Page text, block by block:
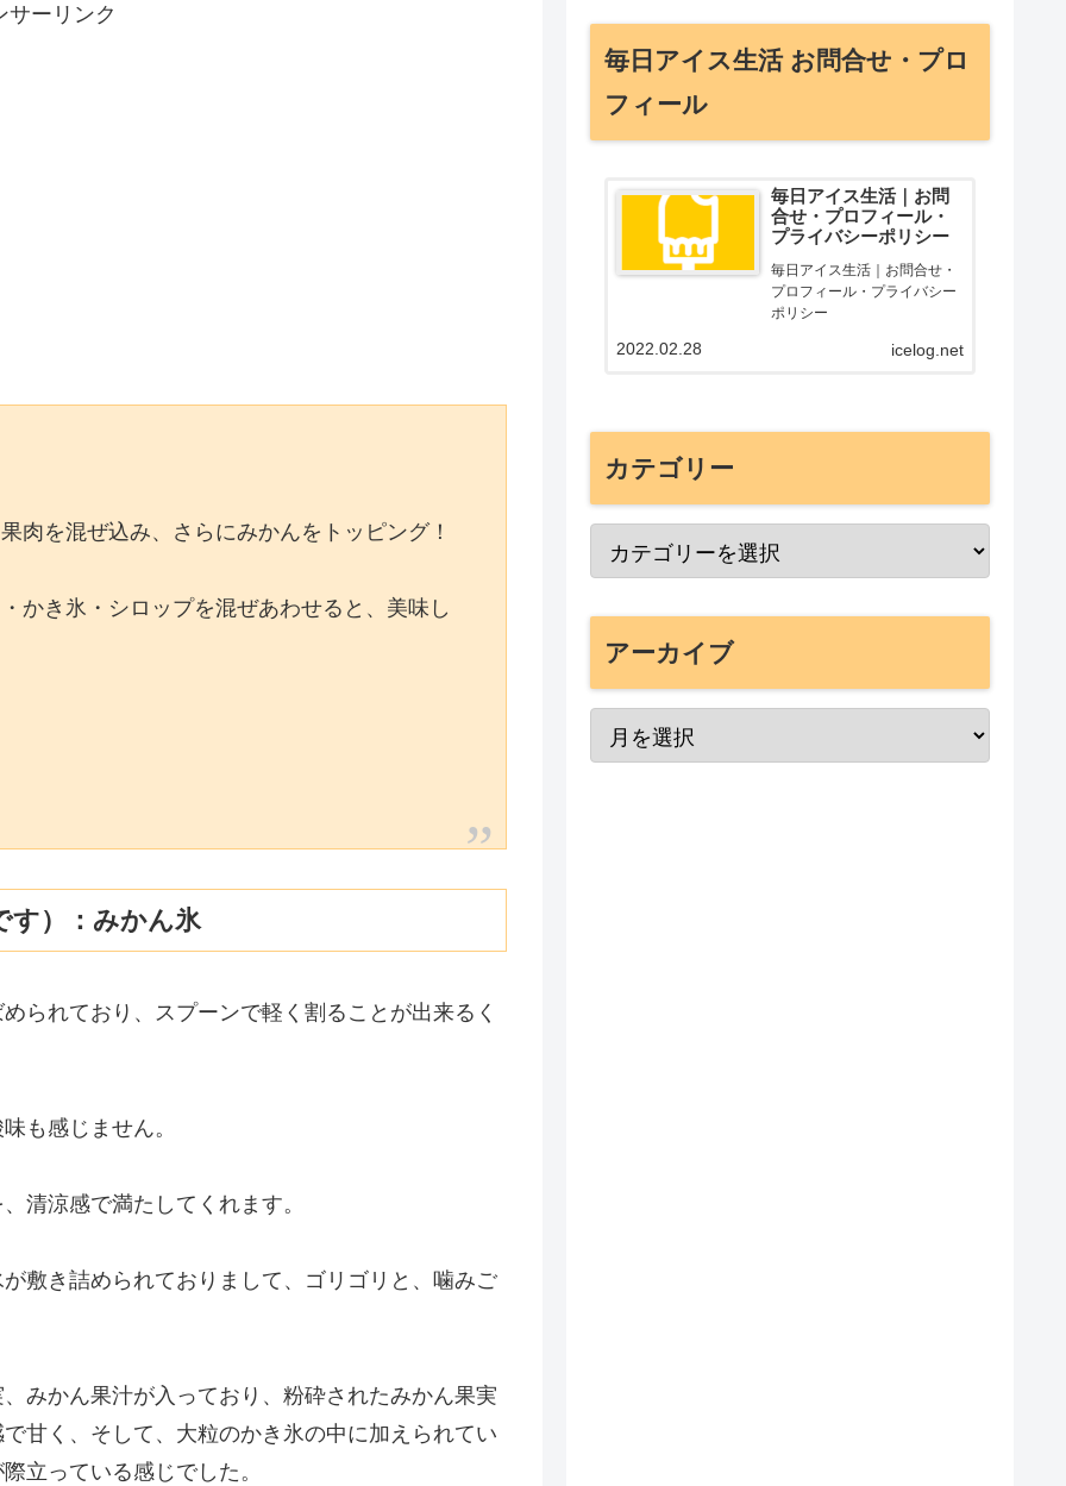
サーリンク
肉を混ぜ込み、さらにみかんをトッピング！
かき氷・シロップを混ぜあわせると、美味し
す）：みかん氷
られており、スプーンで軽く割ることが出来るく
も感じません。
清涼感で満たしてくれます。
敷き詰められておりまして、ゴリゴリと、噛みご
みかん果汁が入っており、粉砕されたみかん果実
甘く、そして、大粒のかき氷の中に加えられてい
立っている感じでした。
毎日アイス生活 お問合せ・プロ
フィール
毎日アイス生活｜お問
合せ・プロフィール・
プライバシーポリシー
毎日アイス生活｜お問合せ・
プロフィール・プライバシー
ポリシー
icelog.net
2022.02.28
カテゴリー
アーカイブ